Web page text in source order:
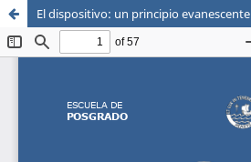
Sistema de
Bibliotecas
Escuela de Postgrado
Maestria en Derecho Procesal
El dispositivo: un principio evanescente